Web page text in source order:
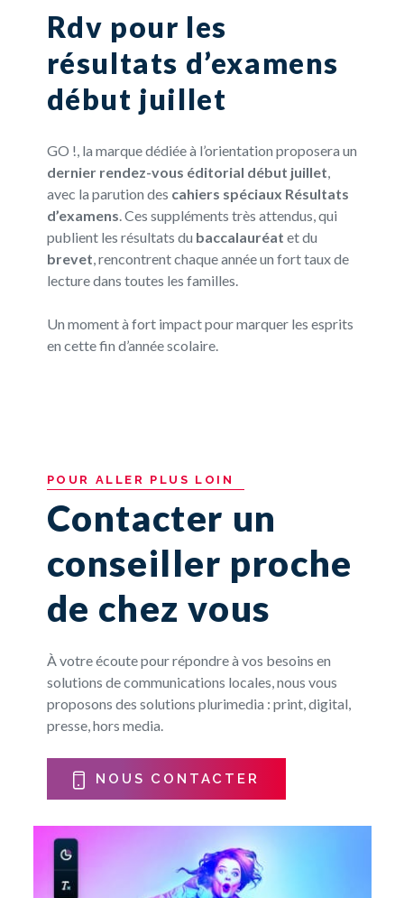
Rdv pour les
résultats d’examens
début juillet
GO !, la marque dédiée à l’orientation proposera un
dernier rendez-vous éditorial début juillet,
avec la parution des cahiers spéciaux Résultats
d’examens. Ces suppléments très attendus, qui
publient les résultats du baccalauréat et du
brevet, rencontrent chaque année un fort taux de
lecture dans toutes les familles.
Un moment à fort impact pour marquer les esprits
en cette fin d’année scolaire.
POUR ALLER PLUS LOIN
Contacter un
conseiller proche
de chez vous
À votre écoute pour répondre à vos besoins en
solutions de communications locales, nous vous
proposons des solutions plurimedia : print, digital,
presse, hors media.
NOUS CONTACTER